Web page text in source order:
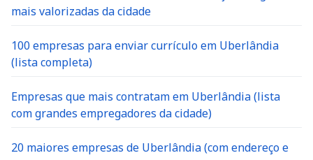
mais valorizadas da cidade
100 empresas para enviar currículo em Uberlândia
(lista completa)
Empresas que mais contratam em Uberlândia (lista
com grandes empregadores da cidade)
20 maiores empresas de Uberlândia (com endereço e